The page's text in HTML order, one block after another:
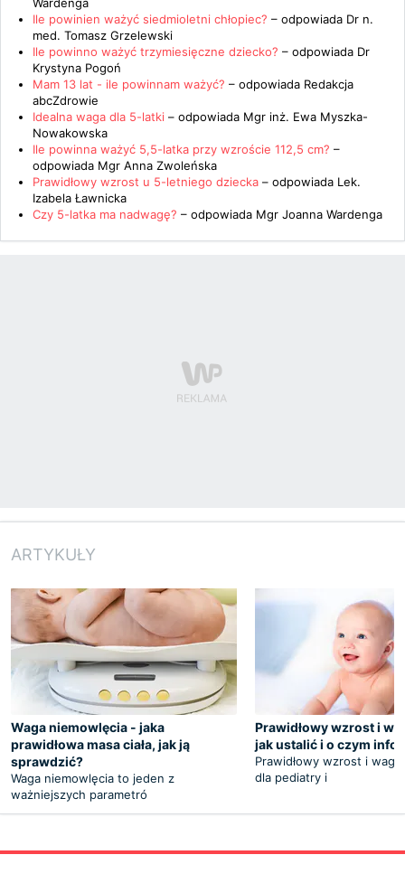
Ile powinien ważyć siedmioletni chłopiec? – odpowiada Dr n.
med. Tomasz Grzelewski
Ile powinno ważyć trzymiesięczne dziecko? – odpowiada Dr
Krystyna Pogoń
Mam 13 lat - ile powinnam ważyć? – odpowiada Redakcja
abcZdrowie
Idealna waga dla 5-latki – odpowiada Mgr inż. Ewa Myszka-
Nowakowska
Ile powinna ważyć 5,5-latka przy wzroście 112,5 cm? –
odpowiada Mgr Anna Zwoleńska
Prawidłowy wzrost u 5-letniego dziecka – odpowiada Lek.
Izabela Ławnicka
Czy 5-latka ma nadwagę? – odpowiada Mgr Joanna Wardenga
ARTYKUŁY
Waga niemowlęcia - jaka
prawidłowa masa ciała, jak ją
sprawdzić?
Waga niemowlęcia to jeden z
ważniejszych parametró
Prawidłowy wzrost i
jak ustalić i o czym
Prawidłowy wzrost i
dla pediatry i